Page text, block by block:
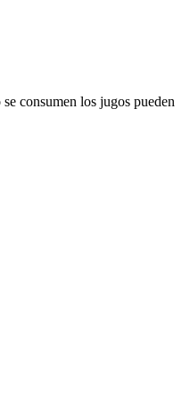
consumen los jugos pueden